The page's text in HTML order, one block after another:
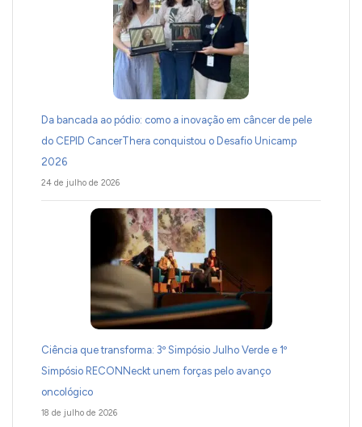
Da bancada ao pódio: como a inovação em câncer de pele
do CEPID CancerThera conquistou o Desafio Unicamp
2026
24 de julho de 2026
Ciência que transforma: 3º Simpósio Julho Verde e 1º
Simpósio RECONNeckt unem forças pelo avanço
oncológico
18 de julho de 2026